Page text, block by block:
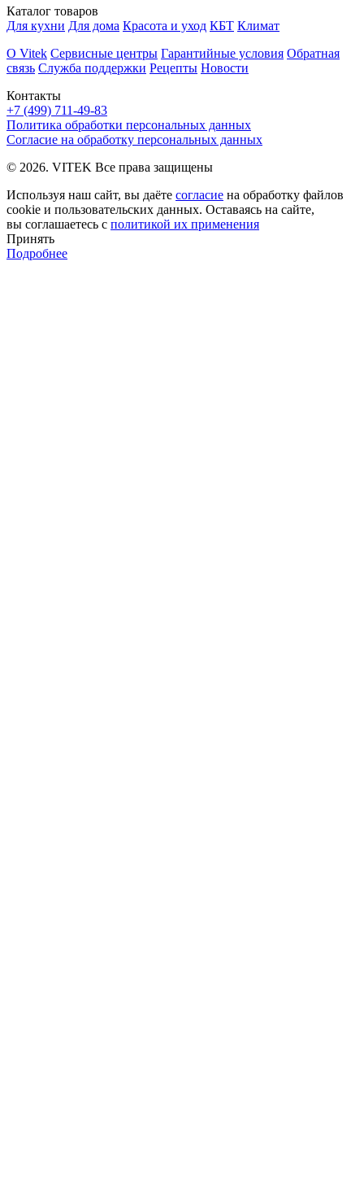
Контакты
+7 (499) 711-49-83
Каталог товаров
Для кухни Для дома Красота и уход КБТ Климат
О Vitek Сервисные центры Гарантийные условия Обратная
связь Служба поддержки Рецепты Новости
Политика обработки персональных данных
Согласие на обработку персональных данных
© 2026. VITEK Все права защищены
Используя наш сайт, вы даёте согласие на обработку файлов
cookie и пользовательских данных. Оставаясь на сайте,
вы соглашаетесь с политикой их применения
Принять
Подробнее